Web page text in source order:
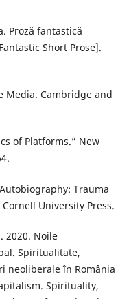
Proză fantastică
Short Prose].
Media. Cambridge and
of Platforms.” New
Trauma
University Press.
2020. Noile
Spiritualitate,
neoliberale în România
Spirituality,